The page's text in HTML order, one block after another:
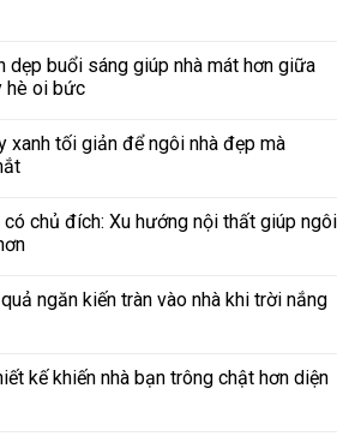
dẹp buổi sáng giúp nhà mát hơn giữa
hè oi bức
xanh tối giản để ngôi nhà đẹp mà
chủ đích: Xu hướng nội thất giúp ngôi
ngăn kiến tràn vào nhà khi trời nắng
kế khiến nhà bạn trông chật hơn diện